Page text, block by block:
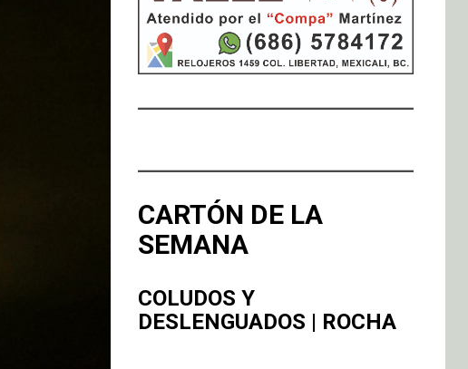
CARTÓN DE LA
SEMANA
COLUDOS Y
DESLENGUADOS | ROCHA